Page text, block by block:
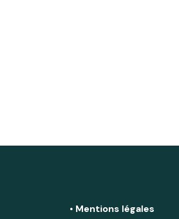
• Mentions légales